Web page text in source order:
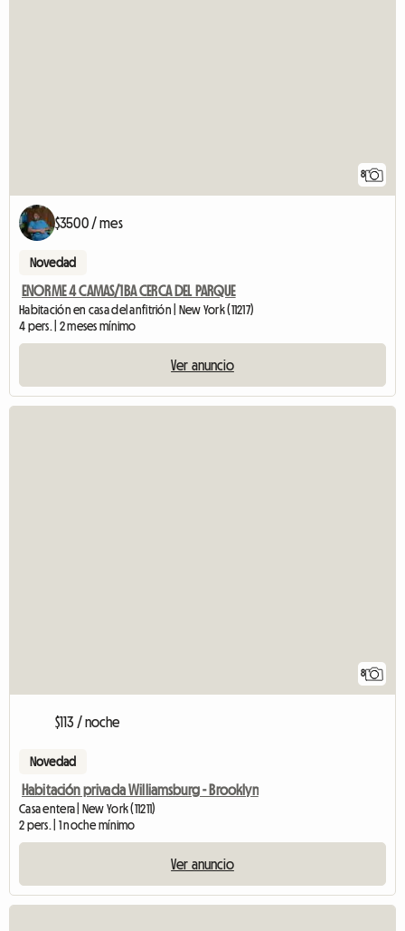
8
$3500 / mes
Novedad
ENORME 4 CAMAS/1BA CERCA DEL PARQUE
Habitación en casa del anfitrión | New York (11217)
4 pers. | 2 meses mínimo
Ver anuncio
8
$113 / noche
Novedad
Habitación privada Williamsburg - Brooklyn
Casa entera | New York (11211)
2 pers. | 1 noche mínimo
Ver anuncio